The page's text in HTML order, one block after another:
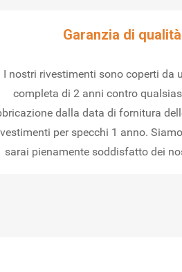
Garanzia di qualità
I nostri rivestimenti sono coperti da
completa di 2 anni contro
dalla data di fornitura
per specchi 1 anno.
sarai pienamente soddisfatto dei